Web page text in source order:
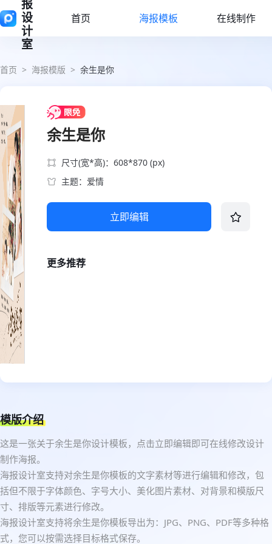
报
设
计
室
首页 海报模板 在线制作
首页 > 海报模版 > 余生是你
余生是你
尺寸(宽*高)：608*870 (px)
主题：爱情
立即编辑
更多推荐
模版介绍
这是一张关于余生是你设计模板，点击立即编辑即可在线修改设计
制作海报。
海报设计室支持对余生是你模板的文字素材等进行编辑和修改，包
括但不限于字体颜色、字号大小、美化图片素材、对背景和模版尺
寸、排版等元素进行修改。
海报设计室支持将余生是你模板导出为：JPG、PNG、PDF等多种格
式，您可以按需选择目标格式保存。